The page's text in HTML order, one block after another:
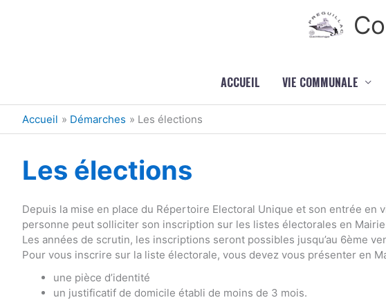
ACCUEIL VIE COMMUNALE
Accueil Démarches Les élections
Les élections
Depuis la mise en place du Répertoire Electoral Unique et son entrée en
personne peut solliciter son inscription sur les listes électorales en Mairie
Les années de scrutin, les inscriptions seront possibles jusqu’au 6ème
Pour vous inscrire sur la liste électorale, vous devez vous présenter en
une pièce d’identité
un justificatif de domicile établi de moins de 3 mois.